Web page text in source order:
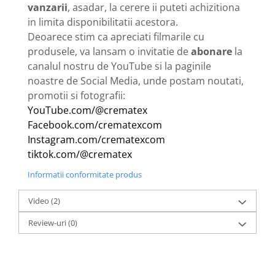
vanzarii, asadar, la cerere ii puteti achizitiona
in limita disponibilitatii acestora.
Deoarece stim ca apreciati filmarile cu
produsele, va lansam o invitatie deabonare la
canalul nostru de YouTube si la paginile
noastre de Social Media, unde postam noutati,
promotii si fotografii:
YouTube.com/@crematex
Facebook.com/crematexcom
Instagram.com/crematexcom
tiktok.com/@crematex
Informatii conformitate produs
Video (2)
Review-uri(0)